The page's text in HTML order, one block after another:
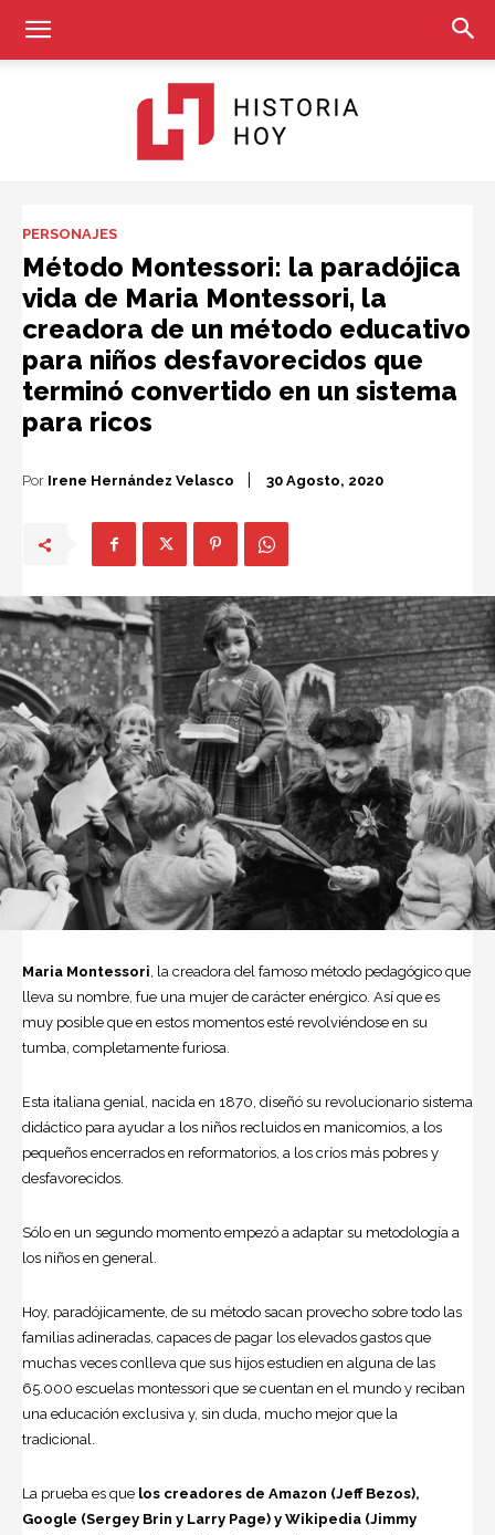
Hoy
PERSONAJES
Método Montessori: la paradójica
vida de Maria Montessori, la
creadora de un método educativo
para niños desfavorecidos que
terminó convertido en un sistema
para ricos
Por Irene Hernández Velasco 30 Agosto, 2020
Maria Montessori, la creadora del famoso método pedagógico que
lleva su nombre, fue una mujer de carácter enérgico. Así que es
muy posible que en estos momentos esté revolviéndose en su
tumba, completamente furiosa.
Esta italiana genial, nacida en 1870, diseñó su revolucionario sistema
didáctico para ayudar a los niños recluidos en manicomios, a los
pequeños encerrados en reformatorios, a los críos más pobres y
desfavorecidos.
Sólo en un segundo momento empezó a adaptar su metodología a
los niños en general.
Hoy, paradójicamente, de su método sacan provecho sobre todo las
familias adineradas, capaces de pagar los elevados gastos que
muchas veces conlleva que sus hijos estudien en alguna de las
65.000 escuelas montessori que se cuentan en el mundo y reciban
una educación exclusiva y, sin duda, mucho mejor que la
tradicional.
La prueba es que los creadores de Amazon (Jeff Bezos),
Google (Sergey Brin y Larry Page) y Wikipedia (Jimmy